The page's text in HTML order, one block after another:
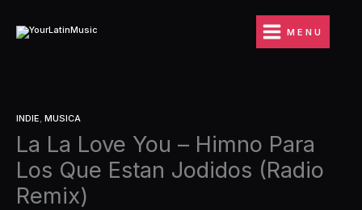
contenido
MENU
INDIE, MUSICA
La La Love You – Himno Para
Los Que Estan Jodidos (Radio
Remix)
La
Love
You
Para
-
Himno
Jodidos
(Radio
Remix)
quantity